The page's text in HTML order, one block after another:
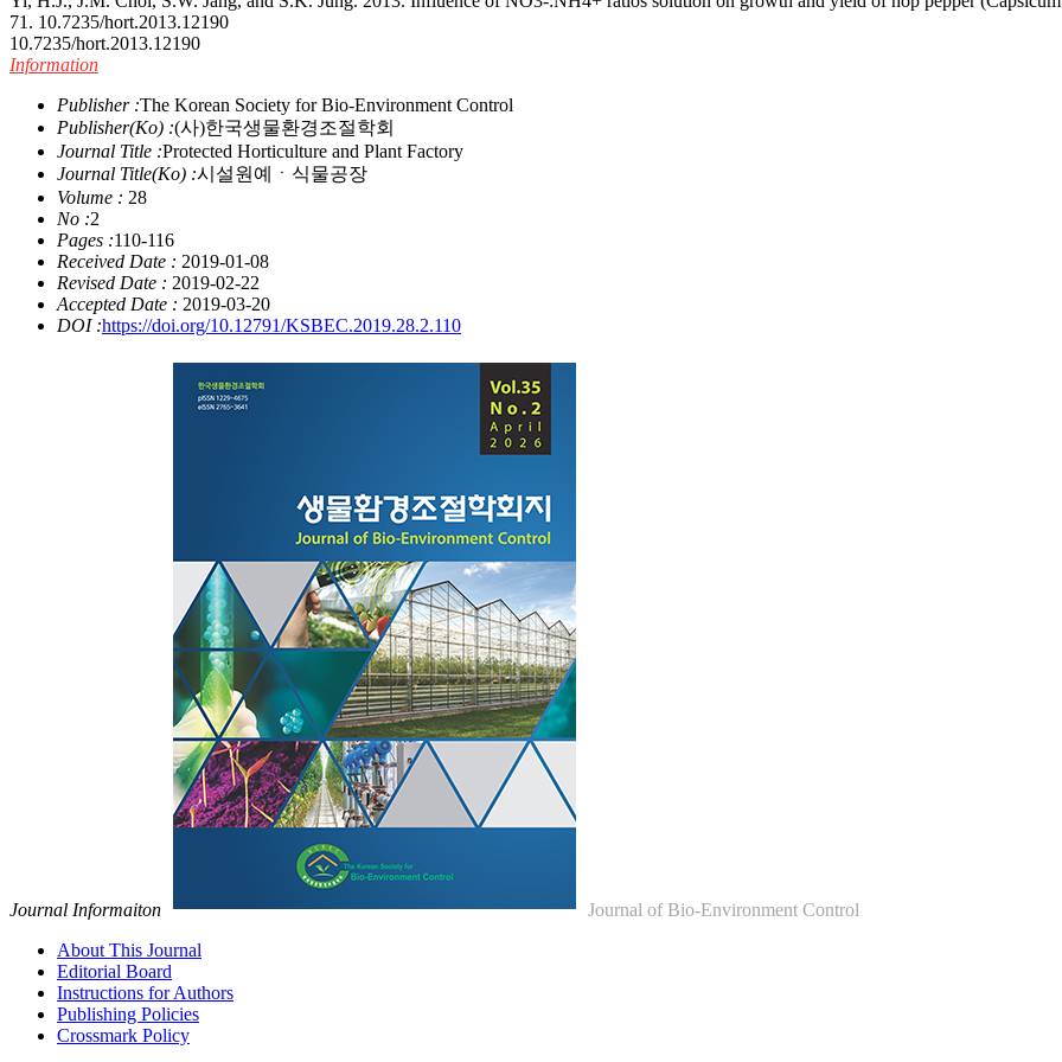
71. 10.7235/hort.2013.12190
10.7235/hort.2013.12190
Information
Publisher :The Korean Society for Bio-Environment Control
Publisher(Ko) :(사)한국생물환경조절학회
Journal Title :Protected Horticulture and Plant Factory
Journal Title(Ko) :시설원예ㆍ식물공장
Volume : 28
No :2
Pages :110-116
Received Date : 2019-01-08
Revised Date : 2019-02-22
Accepted Date : 2019-03-20
DOI :https://doi.org/10.12791/KSBEC.2019.28.2.110
Journal Informaiton
Journal of Bio-Environment Control
About This Journal
Editorial Board
Instructions for Authors
Publishing Policies
Crossmark Policy